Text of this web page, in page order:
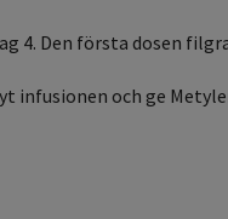
4. Den första dosen
och ge